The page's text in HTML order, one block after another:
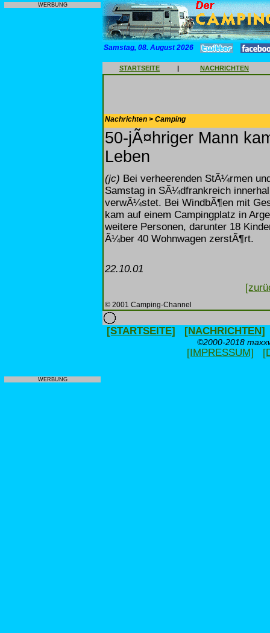
WERBUNG
WERBUNG
Samstag, 08. August 2026
STARTSEITE | NACHRICHTEN
Nachrichten > Camping
50-jÃ¤hriger Mann
Leben
(jc) Bei verheerenden StÃ¼rmen
Samstag in SÃ¼dfrankreich
verwÃ¼stet. Bei WindbÃ¶en mit
kam auf einem Campingplatz in
weitere Personen, darunter 18
Ã¼ber 40 Wohnwagen zerstÃ¶rt.
22.10.01
© 2001 Camping-Channel
[STARTSEITE] [NACHRICHTEN]
©2000-2018
[IMPRESSUM]